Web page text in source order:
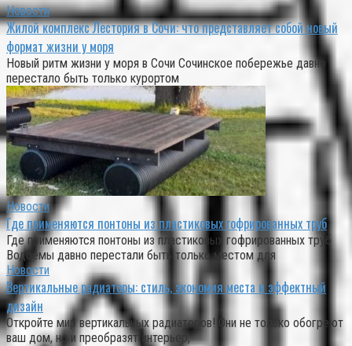
Новости
Жилой комплекс Лестория в Сочи: что представляет собой новый
формат жизни у моря
Новый ритм жизни у моря в Сочи Сочинское побережье давно
перестало быть только курортом
Новости
Где применяются понтоны из пластиковых гофрированных труб
Где применяются понтоны из пластиковых гофрированных труб
Водоёмы давно перестали быть только местом для
Новости
Вертикальные радиаторы: стиль, экономия места и эффектный
дизайн
Откройте мир вертикальных радиаторов! Они не только обогреют
ваш дом, но и преобразят интерьер,